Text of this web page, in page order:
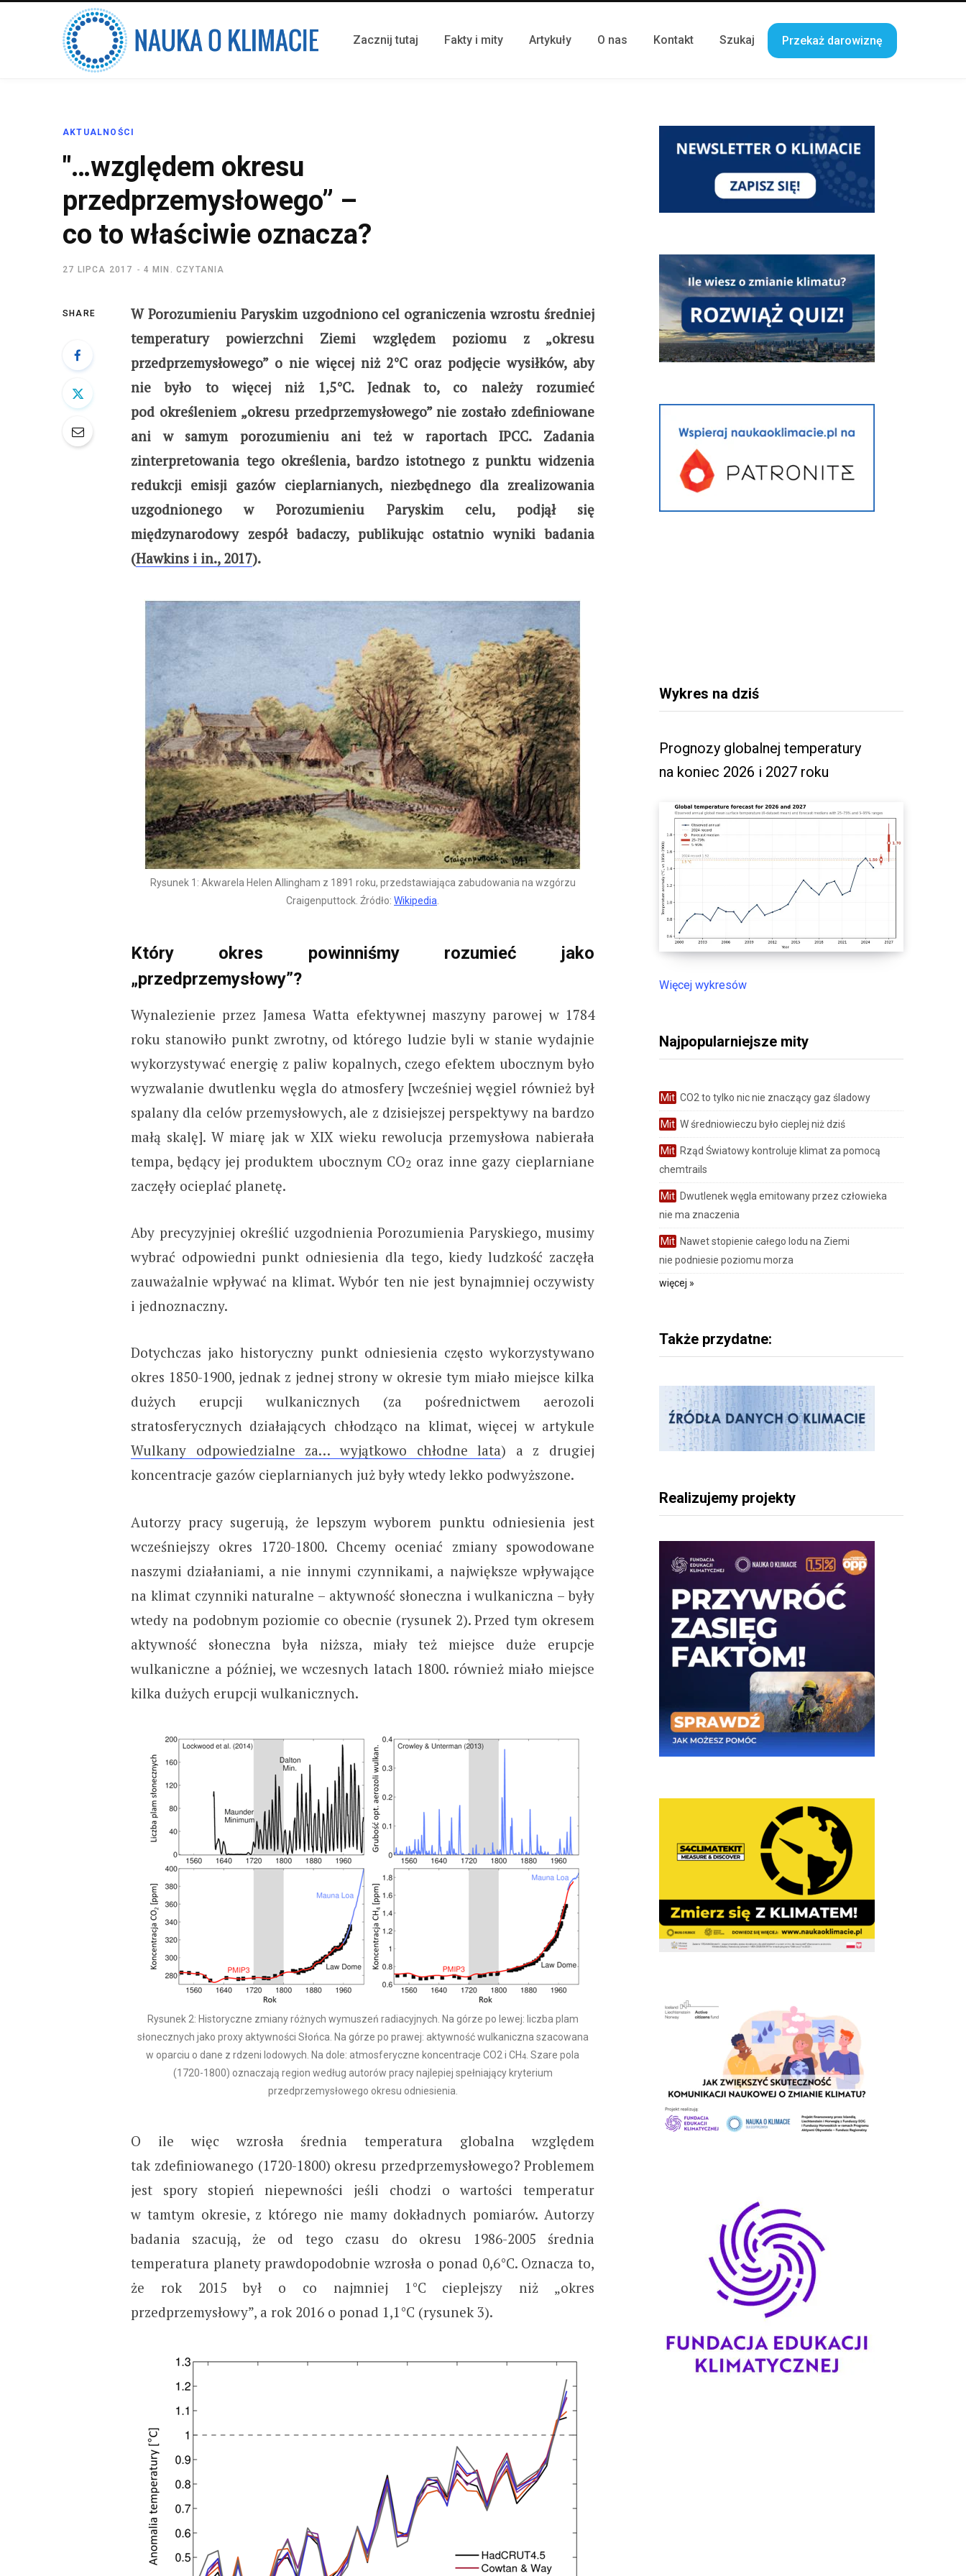
Zacznij tutaj Fakty i mity Artykuły O nas Kontakt Szukaj Przekaż darowiznę
AKTUALNOŚCI
"…względem okresu
przedprzemysłowego” –
co to właściwie oznacza?
27 LIPCA 2017 4 MIN. CZYTANIA
SHARE
W Porozumieniu Paryskim uzgodniono cel ograniczenia wzrostu średniej
temperatury powierzchni Ziemi względem poziomu z „okresu
przedprzemysłowego” o nie więcej niż 2°C oraz podjęcie wysiłków, aby
nie było to więcej niż 1,5°C. Jednak to, co należy rozumieć
pod określeniem „okresu przedprzemysłowego” nie zostało zdefiniowane
ani w samym porozumieniu ani też w raportach IPCC. Zadania
zinterpretowania tego określenia, bardzo istotnego z punktu widzenia
redukcji emisji gazów cieplarnianych, niezbędnego dla zrealizowania
uzgodnionego w Porozumieniu Paryskim celu, podjął się
międzynarodowy zespół badaczy, publikując ostatnio wyniki badania
(Hawkins i in., 2017).
Rysunek 1: Akwarela Helen Allingham z 1891 roku, przedstawiająca zabudowania na wzgórzu
Craigenputtock. Źródło: Wikipedia
Który okres powinniśmy rozumieć jako
„przedprzemysłowy”?
Wynalezienie przez Jamesa Watta efektywnej maszyny parowej w 1784
roku stanowiło punkt zwrotny, od którego ludzie byli w stanie wydajnie
wykorzystywać energię z paliw kopalnych, czego efektem ubocznym było
wyzwalanie dwutlenku węgla do atmosfery [wcześniej węgiel również był
spalany dla celów przemysłowych, ale z dzisiejszej perspektywy na bardzo
małą skalę]. W miarę jak w XIX wieku rewolucja przemysłowa nabierała
tempa, będący jej produktem ubocznym CO2 oraz inne gazy cieplarniane
zaczęły ocieplać planetę.
Aby precyzyjniej określić uzgodnienia Porozumienia Paryskiego, musimy
wybrać odpowiedni punkt odniesienia dla tego, kiedy ludzkość zaczęła
zauważalnie wpływać na klimat. Wybór ten nie jest bynajmniej oczywisty
i jednoznaczny.
Dotychczas jako historyczny punkt odniesienia często wykorzystywano
okres 1850-1900, jednak z jednej strony w okresie tym miało miejsce kilka
dużych erupcji wulkanicznych (za pośrednictwem aerozoli
stratosferycznych działających chłodząco na klimat, więcej w artykule
Wulkany odpowiedzialne za… wyjątkowo chłodne lata) a z drugiej
koncentracje gazów cieplarnianych już były wtedy lekko podwyższone.
Autorzy pracy sugerują, że lepszym wyborem punktu odniesienia jest
wcześniejszy okres 1720-1800. Chcemy oceniać zmiany spowodowane
naszymi działaniami, a nie innymi czynnikami, a największe wpływające
na klimat czynniki naturalne – aktywność słoneczna i wulkaniczna – były
wtedy na podobnym poziomie co obecnie (rysunek 2). Przed tym okresem
aktywność słoneczna była niższa, miały też miejsce duże erupcje
wulkaniczne a później, we wczesnych latach 1800. również miało miejsce
kilka dużych erupcji wulkanicznych.
Rysunek 2: Historyczne zmiany różnych wymuszeń radiacyjnych. Na górze po lewej: liczba plam
słonecznych jako proxy aktywności Słońca. Na górze po prawej: aktywność wulkaniczna szacowana
w oparciu o dane z rdzeni lodowych. Na dole: atmosferyczne koncentracje CO2 i CH4 . Szare pola
(1720-1800) oznaczają region według autorów pracy najlepiej spełniający kryterium
przedprzemysłowego okresu odniesienia.
O ile więc wzrosła średnia temperatura globalna względem
tak zdefiniowanego (1720-1800) okresu przedprzemysłowego? Problemem
jest spory stopień niepewności jeśli chodzi o wartości temperatur
w tamtym okresie, z którego nie mamy dokładnych pomiarów. Autorzy
badania szacują, że od tego czasu do okresu 1986-2005 średnia
temperatura planety prawdopodobnie wzrosła o ponad 0,6°C. Oznacza to,
że rok 2015 był o co najmniej 1°C cieplejszy niż „okres
przedprzemysłowy”, a rok 2016 o ponad 1,1°C (rysunek 3).
Wykres na dziś
Prognozy globalnej temperatury
na koniec 2026 i 2027 roku
Więcej wykresów
Najpopularniejsze mity
Mit CO2 to tylko nic nie znaczący gaz śladowy
Mit W średniowieczu było cieplej niż dziś
Mit Rząd Światowy kontroluje klimat za pomocą
chemtrails
Mit Dwutlenek węgla emitowany przez człowieka
nie ma znaczenia
Mit Nawet stopienie całego lodu na Ziemi
nie podniesie poziomu morza
więcej »
Także przydatne:
Realizujemy projekty